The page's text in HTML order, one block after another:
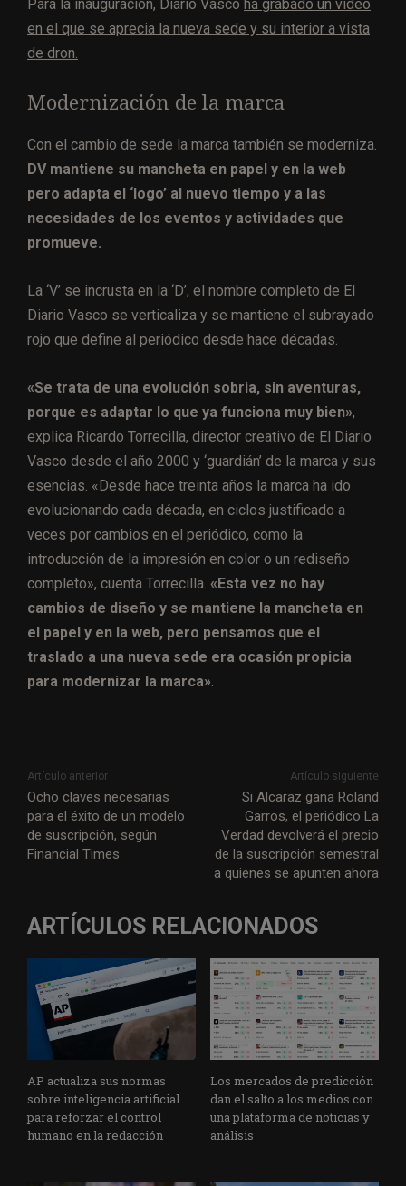
Para la inauguración, Diario Vasco ha grabado un vídeo
en el que se aprecia la nueva sede y su interior a vista
de dron.
Modernización de la marca
Con el cambio de sede la marca también se moderniza.
DV mantiene su mancheta en papel y en la web
pero adapta el ‘logo’ al nuevo tiempo y a las
necesidades de los eventos y actividades que
promueve.
La ‘V’ se incrusta en la ‘D’, el nombre completo de El
Diario Vasco se verticaliza y se mantiene el subrayado
rojo que define al periódico desde hace décadas.
«Se trata de una evolución sobria, sin aventuras,
porque es adaptar lo que ya funciona muy bien»,
explica Ricardo Torrecilla, director creativo de El Diario
Vasco desde el año 2000 y ‘guardián’ de la marca y sus
esencias. «Desde hace treinta años la marca ha ido
evolucionando cada década, en ciclos justificado a
veces por cambios en el periódico, como la
introducción de la impresión en color o un rediseño
completo», cuenta Torrecilla. «Esta vez no hay
cambios de diseño y se mantiene la mancheta en
el papel y en la web, pero pensamos que el
traslado a una nueva sede era ocasión propicia
para modernizar la marca».
Artículo anterior
Ocho claves necesarias
para el éxito de un modelo
de suscripción, según
Financial Times
Artículo siguiente
Si Alcaraz gana Roland
Garros, el periódico La
Verdad devolverá el precio
de la suscripción semestral
a quienes se apunten ahora
ARTÍCULOS RELACIONADOS
AP actualiza sus normas
sobre inteligencia artificial
para reforzar el control
humano en la redacción
Los mercados de predicción
dan el salto a los medios con
una plataforma de noticias y
análisis